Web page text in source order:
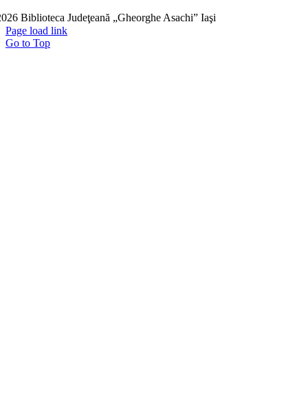
Biblioteca Judeţeană „Gheorghe Asachi” Iaşi
Page load link
Go to Top